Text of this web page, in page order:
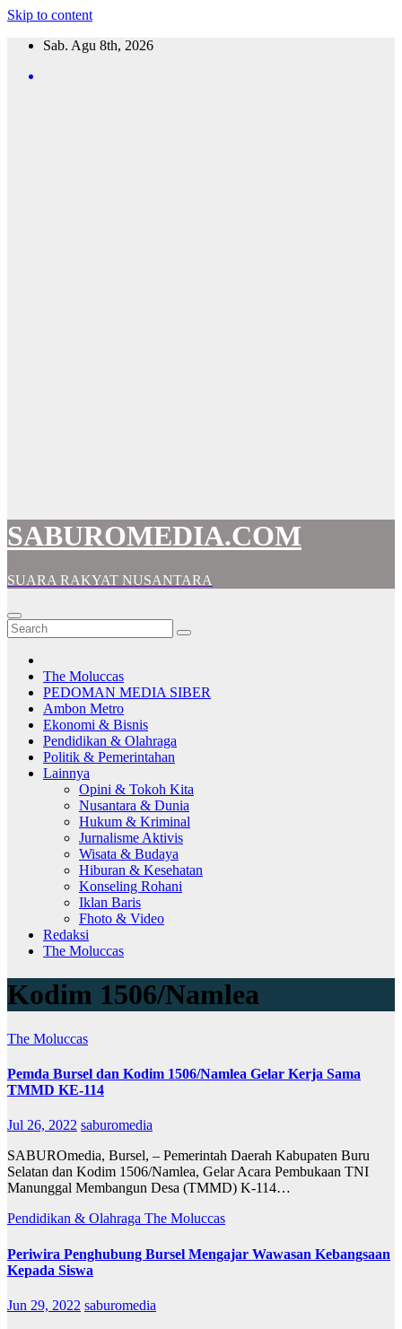
Skip to content
Sab. Agu 8th, 2026
SABUROMEDIA.COM
SUARA RAKYAT NUSANTARA
The Moluccas
PEDOMAN MEDIA SIBER
Ambon Metro
Ekonomi & Bisnis
Pendidikan & Olahraga
Politik & Pemerintahan
Lainnya
Opini & Tokoh Kita
Nusantara & Dunia
Hukum & Kriminal
Jurnalisme Aktivis
Wisata & Budaya
Hiburan & Kesehatan
Konseling Rohani
Iklan Baris
Fhoto & Video
Redaksi
The Moluccas
Kodim 1506/Namlea
The Moluccas
Pemda Bursel dan Kodim 1506/Namlea Gelar Kerja Sama
TMMD KE-114
Jul 26, 2022 saburomedia
SABUROmedia, Bursel, – Pemerintah Daerah Kabupaten Buru
Selatan dan Kodim 1506/Namlea, Gelar Acara Pembukaan TNI
Manunggal Membangun Desa (TMMD) K-114…
Pendidikan & Olahraga The Moluccas
Periwira Penghubung Bursel Mengajar Wawasan Kebangsaan
Kepada Siswa
Jun 29, 2022 saburomedia